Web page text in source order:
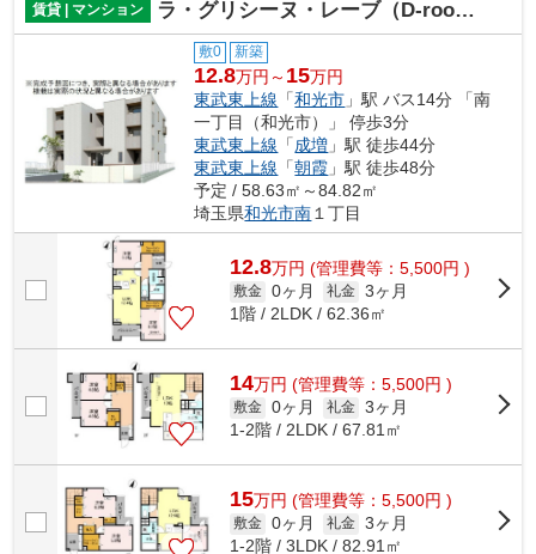
賃貸 | マンション ラ・グリシーヌ・レーブ（D-room）
敷0 新築
12.8万円～ 15万円
東武東上線 「和光市 」駅 バス14分 「南
一丁目（和光市）」 停歩3分
東武東上線 「成増 」駅 徒歩44分
東武東上線 「朝霞 」駅 徒歩48分
予定 / 58.63㎡～84.82㎡
埼玉県和光市南 １丁目
12.8万円 (管理費等：5,500円 )
敷金 0ヶ月 礼金 3ヶ月
1階 / 2LDK / 62.36㎡
14万円 (管理費等：5,500円 )
敷金 0ヶ月 礼金 3ヶ月
1-2階 / 2LDK / 67.81㎡
15万円 (管理費等：5,500円 )
敷金 0ヶ月 礼金 3ヶ月
1-2階 / 3LDK / 82.91㎡